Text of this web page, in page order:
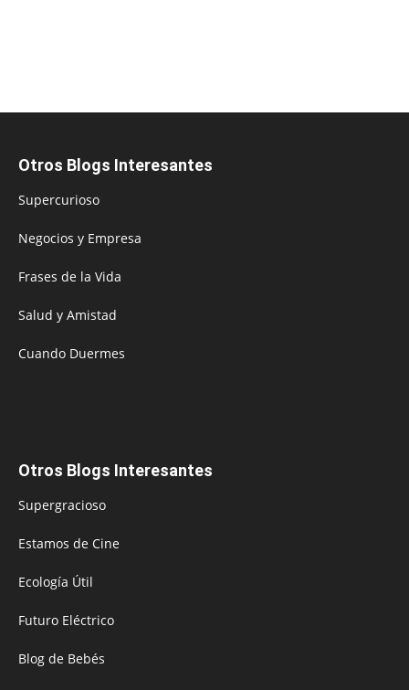
Otros Blogs Interesantes
Supercurioso
Negocios y Empresa
Frases de la Vida
Salud y Amistad
Cuando Duermes
Otros Blogs Interesantes
Supergracioso
Estamos de Cine
Ecología Útil
Futuro Eléctrico
Blog de Bebés